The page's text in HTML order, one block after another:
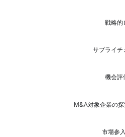
戦略的
サプライチ
機会評
M&A対象企業の
市場参